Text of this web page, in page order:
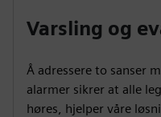
Varsling og
Å adressere to sanser
alarmer sikrer at alle
høres, hjelper våre